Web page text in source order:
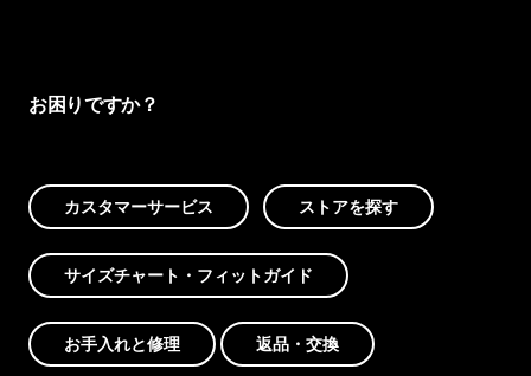
お困りですか？
カスタマーサービス ストアを探す
サイズチャート・フィットガイド
お手入れと修理 返品・交換